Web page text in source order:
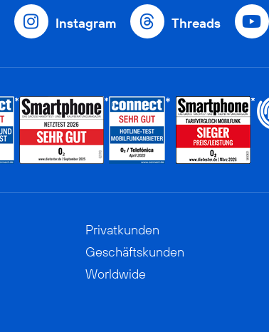
Instagram Threads
Privatkunden
Geschäftskunden
Worldwide